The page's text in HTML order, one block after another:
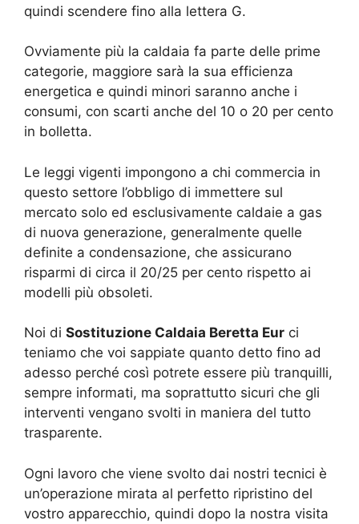
quindi scendere fino alla lettera G.
Ovviamente più la caldaia fa parte delle prime
categorie, maggiore sarà la sua efficienza
energetica e quindi minori saranno anche i
consumi, con scarti anche del 10 o 20 per cento
in bolletta.
Le leggi vigenti impongono a chi commercia in
questo settore l’obbligo di immettere sul
mercato solo ed esclusivamente caldaie a gas
di nuova generazione, generalmente quelle
definite a condensazione, che assicurano
risparmi di circa il 20/25 per cento rispetto ai
modelli più obsoleti.
Noi di Sostituzione Caldaia Beretta Eur ci
teniamo che voi sappiate quanto detto fino ad
adesso perché così potrete essere più tranquilli,
sempre informati, ma soprattutto sicuri che gli
interventi vengano svolti in maniera del tutto
trasparente.
Ogni lavoro che viene svolto dai nostri tecnici è
un’operazione mirata al perfetto ripristino del
vostro apparecchio, quindi dopo la nostra visita